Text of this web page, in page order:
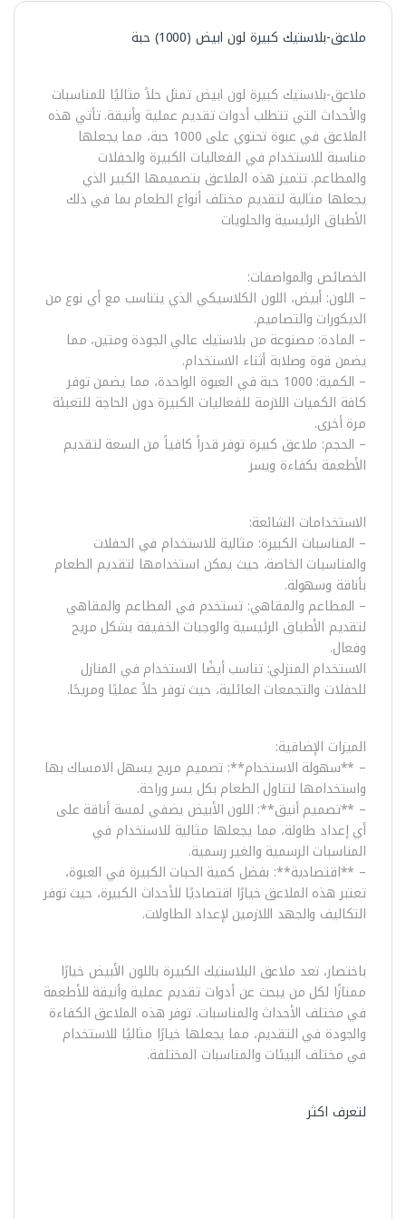
ملاعق-بلاستيك كبيرة لون ابيض (1000) حبة
ملاعق-بلاستيك كبيرة لون ابيض تمثل حلاً مثاليًا للمناسبات
والأحداث التي تتطلب أدوات تقديم عملية وأنيقة. تأتي هذه
الملاعق في عبوة تحتوي على 1000 حبة، مما يجعلها
مناسبة للاستخدام في الفعاليات الكبيرة والحفلات
والمطاعم. تتميز هذه الملاعق بتصميمها الكبير الذي
يجعلها مثالية لتقديم مختلف أنواع الطعام بما في ذلك
الأطباق الرئيسية والحلويات
الخصائص والمواصفات:
– اللون: أبيض، اللون الكلاسيكي الذي يتناسب مع أي نوع من
الديكورات والتصاميم.
– المادة: مصنوعة من بلاستيك عالي الجودة ومتين، مما
يضمن قوة وصلابة أثناء الاستخدام.
– الكمية: 1000 حبة في العبوة الواحدة، مما يضمن توفر
كافة الكميات اللازمة للفعاليات الكبيرة دون الحاجة للتعبئة
مرة أخرى.
– الحجم: ملاعق كبيرة توفر قدراً كافياً من السعة لتقديم
الأطعمة بكفاءة ويسر
الاستخدامات الشائعة:
– المناسبات الكبيرة: مثالية للاستخدام في الحفلات
والمناسبات الخاصة، حيث يمكن استخدامها لتقديم الطعام
بأناقة وسهولة.
– المطاعم والمقاهي: تستخدم في المطاعم والمقاهي
لتقديم الأطباق الرئيسية والوجبات الخفيفة بشكل مريح
وفعال.
الاستخدام المنزلي: تناسب أيضًا الاستخدام في المنازل
للحفلات والتجمعات العائلية، حيث توفر حلاً عمليًا ومريحًا.
الميزات الإضافية:
– **سهولة الاستخدام**: تصميم مريح يسهل الامساك بها
واستخدامها لتناول الطعام بكل يسر وراحة.
– **تصميم أنيق**: اللون الأبيض يضفي لمسة أناقة على
أي إعداد طاولة، مما يجعلها مثالية للاستخدام في
المناسبات الرسمية والغير رسمية.
– **اقتصادية**: بفضل كمية الحبات الكبيرة في العبوة،
تعتبر هذه الملاعق خيارًا اقتصاديًا للأحداث الكبيرة، حيث توفر
التكاليف والجهد اللازمين لإعداد الطاولات.
باختصار، تعد ملاعق البلاستيك الكبيرة باللون الأبيض خيارًا
ممتازًا لكل من يبحث عن أدوات تقديم عملية وأنيقة للأطعمة
في مختلف الأحداث والمناسبات. توفر هذه الملاعق الكفاءة
والجودة في التقديم، مما يجعلها خيارًا مثاليًا للاستخدام
في مختلف البيئات والمناسبات المختلفة.
لتعرف اكثر